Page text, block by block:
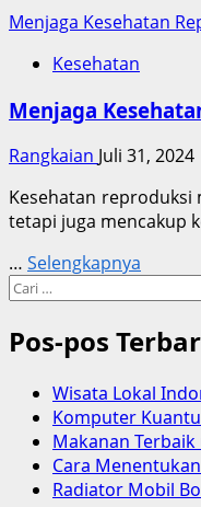
Menjaga Kesehatan
Kesehatan
Menjaga
Rangkaian Juli 31, 2024
Kesehatan
tetapi juga mencakup
… Selengkapnya
Cari
Pos-pos
Wisata Lokal
Komputer
Makanan
Cara
Radiator Mobil